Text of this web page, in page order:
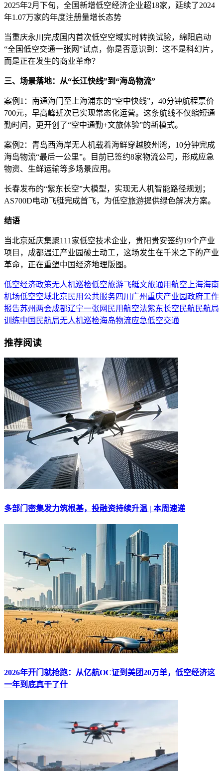
2025年2月下旬，全国新增低空经济企业超18家，延续了2024
年1.07万家的年度注册量增长态势
当重庆永川完成国内首次低空空域实时转换试验，绵阳启动
“全国低空交通一张网”试点，你是否意识到：这不是科幻片，
而是正在发生的商业革命？
三、场景落地：从“长江快线”到“海岛物流”
案例1：南通海门至上海浦东的“空中快线”，40分钟航程票价
700元，早高峰班次已实现常态化运营。这条航线不仅缩短通
勤时间，更开创了“空中通勤+文旅体验”的新模式。
案例2：青岛西海岸无人机载着海鲜穿越胶州湾，10分钟完成
海岛物流“最后一公里”。目前已签约8家物流公司，形成应急
物资、生鲜运输等多场景应用。
长春发布的“紫东长空”大模型，实现无人机智能路径规划；
AS700D电动飞艇完成首飞，为低空旅游提供绿色解决方案。
结语
当北京延庆集聚111家低空技术企业，贵阳贵安签约19个产业
项目，成都温江产业园破土动工，这场发生在千米之下的产业
革命，正在重塑中国经济地理版图。
低空经济政策无人机巡检低空旅游飞艇文旅通用航空 上海海南
机场低空空域北京 民用 公共服务四川 广州 重庆产业园政府工作
报告苏州 两会成都辽宁一张网 民用航空法紫东长空 民航民航局
训练中国民航局无人机巡检海岛物流应急低空交通
推荐阅读
多部门密集发力筑根基，投融资持续升温 | 本周速递
2026年开门就抢跑：从亿航OC证到美团20万单，低空经济这
一年到底真干了什